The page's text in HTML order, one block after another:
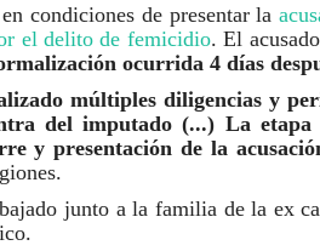
condiciones de presentar la
el delito de femicidio. El
ocurrida 4 días
múltiples diligencias y
del imputado (...) La etapa
y presentación de la
junto a la familia de la ex
“Cazatalentos” polaco
para observar a
Editora Marzo 6, 2026 678